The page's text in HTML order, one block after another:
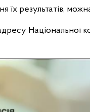
результатів,
Національної